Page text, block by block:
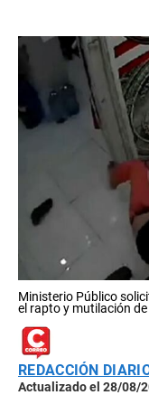
Ministerio Público
el rapto y mutilación
REDACCIÓN
Actualizado el 28/08/